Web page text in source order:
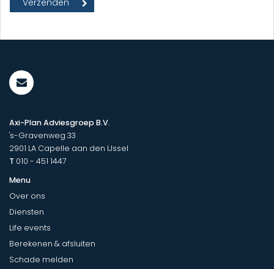
Axi-Plan Adviesgroep B.V.
's-Gravenweg 33
2901 LA Capelle aan den IJssel
T 010 - 451 1447
Menu
Over ons
Diensten
Life events
Berekenen & afsluiten
Schade melden